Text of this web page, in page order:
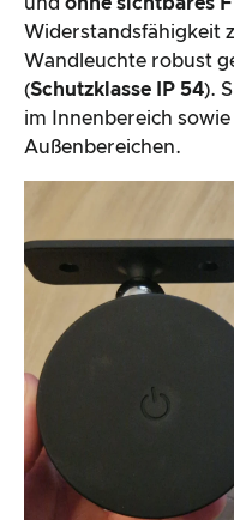
Widerstandsfähigkeit
Wandleuchte robust
(Schutzklasse IP 54).
im Innenbereich
Außenbereichen.